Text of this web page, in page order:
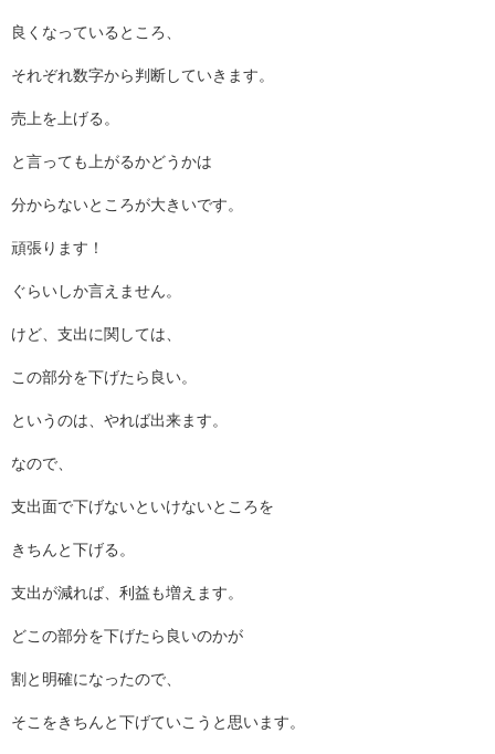
良くなっているところ、
それぞれ数字から判断していきます。
売上を上げる。
と言っても上がるかどうかは
分からないところが大きいです。
頑張ります！
ぐらいしか言えません。
けど、支出に関しては、
この部分を下げたら良い。
というのは、やれば出来ます。
なので、
支出面で下げないといけないところを
きちんと下げる。
支出が減れば、利益も増えます。
どこの部分を下げたら良いのかが
割と明確になったので、
そこをきちんと下げていこうと思います。